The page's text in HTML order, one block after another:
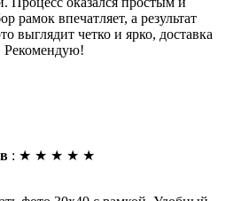
рамок впечатляет, а результат
выглядит четко и ярко, доставка
Рекомендую!
: ★ ★ ★ ★ ★